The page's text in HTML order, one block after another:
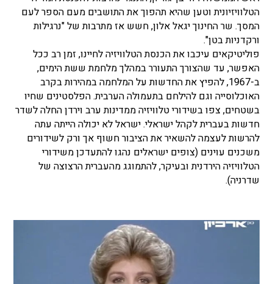
הטלוויזיונית וטען שהיא תהפוך את התושבים מעם הספר לעם
המסך. שר החינוך יגאל אלון, חשש אז מתרבות של "נרגילות
ורקדניות בטן".
פוליטיקאים עיכבו את הכנסת הטלוויזיה לחיינו, זמן רב ככל
האפשר, עד שהצורך התעורר במהלך מלחמת ששת הימים,
ב-1967, להפיץ את החדשות על המלחמה במהירות בקרב
האוכלוסייה וגם להילחם בתעמולה הערבית. הפלסטינים שחיו
בשטחים, צפו בשידורי טלוויזיה ממדינות ערב וירדן החלה לשדר
חדשות בעברית לקהל ישראלי. ישראל לא יכולה הייתה עתה
להרשות לעצמה להשאיר את הציבור חשוף אך ורק לשידורים
משכנים עוינים (צופים ישראלים נהגו להתעדכן משידורי
הטלוויזיה הירדנית ובעיקר, להתמוגג מהעברית הרצוצה של
שדרניה).